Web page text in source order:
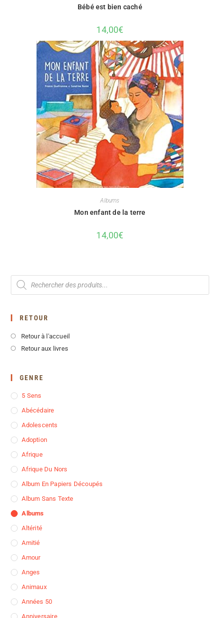
Bébé est bien caché
14,00€
Albums
Mon enfant de la terre
14,00€
RETOUR
Retour à l'accueil
Retour aux livres
GENRE
5 Sens
Abécédaire
Adolescents
Adoption
Afrique
Afrique Du Nors
Album En Papiers Découpés
Album Sans Texte
Albums
Altérité
Amitié
Amour
Anges
Animaux
Années 50
Anniversaire